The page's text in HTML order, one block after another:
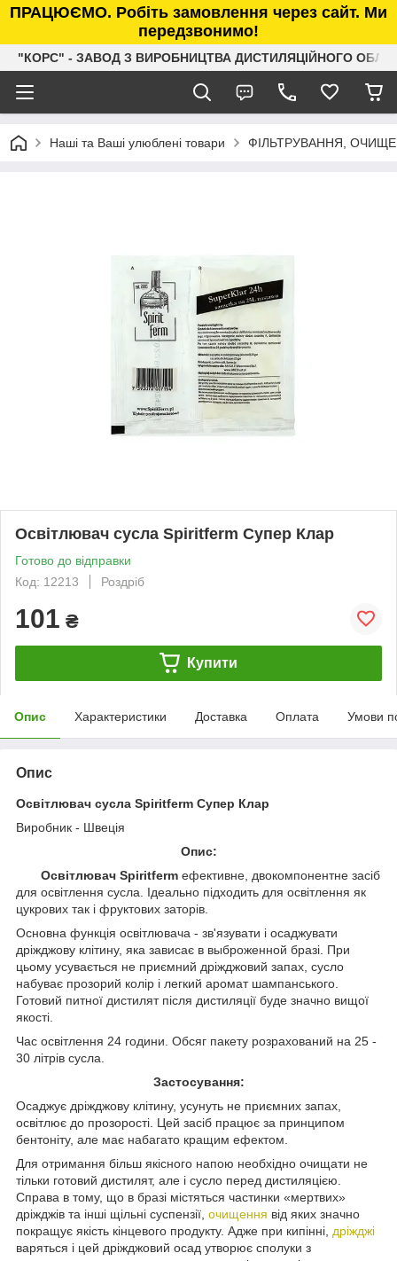
ПРАЦЮЄМО. Робіть замовлення через сайт. Ми
передзвонимо!
"КОРС" - ЗАВОД З ВИРОБНИЦТВА ДИСТИЛЯЦІЙНОГО
Наші та Ваші улюблені товари ФІЛЬТРУВАННЯ,
Освітлювач cусла Spiritferm Супер Клар
Готово до відправки
Код: 12213
Роздріб
101 ₴
Купити
Опис Характеристики Доставка Оплата Умови
Опис
Освітлювач cусла Spiritferm Супер Клар
Виробник - Швеція
Опис:
Освітлювач Spiritferm ефективне, двокомпонентне засіб
для освітлення cусла. Ідеально підходить для освітлення як
цукрових так і фруктових заторів.
Основна функція освітлювача - зв'язувати і осаджувати
дріжджову клітину, яка зависає в выброженной бразі. При
цьому усувається не приємний дріжджовий запах, сусло
набуває прозорий колір і легкий аромат шампанського.
Готовий питної дистилят після дистиляції буде значно вищої
якості.
Час освітлення 24 години. Обсяг пакету розрахований на 25 -
30 літрів сусла.
Застосування:
Осаджує дріжджову клітину, усунуть не приємних запах,
освітлює до прозорості. Цей засіб працює за принципом
бентоніту, але має набагато кращим ефектом.
Для отримання більш якісного напою необхідно очищати не
тільки готовий дистилят, але і сусло перед дистиляцією.
Справа в тому, що в бразі містяться частинки «мертвих»
дріжджів та інші щільні суспензії, очищення від яких значно
покращує якість кінцевого продукту. Адже при кипінні, дріжджі
варяться і цей дріжджовий осад утворює сполуки з